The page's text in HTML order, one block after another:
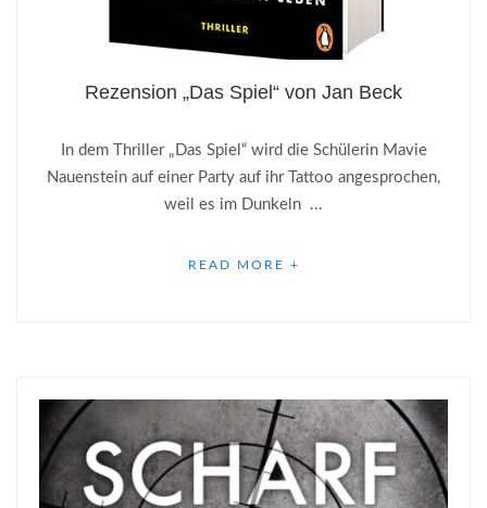
Rezension „Das Spiel“ von Jan Beck
In dem Thriller „Das Spiel“ wird die Schülerin Mavie
Nauenstein auf einer Party auf ihr Tattoo angesprochen,
weil es im Dunkeln ...
READ MORE +